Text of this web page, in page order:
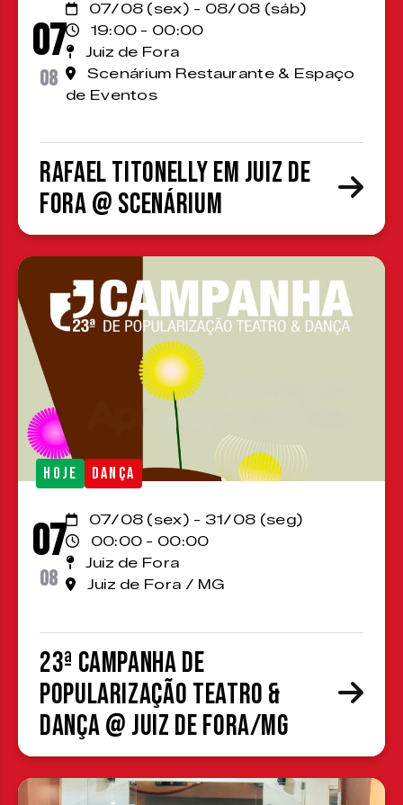
07
08
07/08 (sex) - 08/08 (sáb)
19:00 - 00:00
Juiz de Fora
Scenárium Restaurante & Espaço
de Eventos
Rafael Titonelly em Juiz de
Fora @ Scenárium
HOJE DANÇA
07
08
07/08 (sex) - 31/08 (seg)
00:00 - 00:00
Juiz de Fora
Juiz de Fora / MG
23ª Campanha de
Popularização Teatro &
Dança @ Juiz de Fora/MG